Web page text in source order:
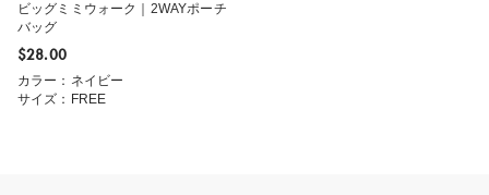
ビッグミミウォーク｜2WAYポーチ
バッグ
$‌28.00
カラー：ネイビー
サイズ：FREE